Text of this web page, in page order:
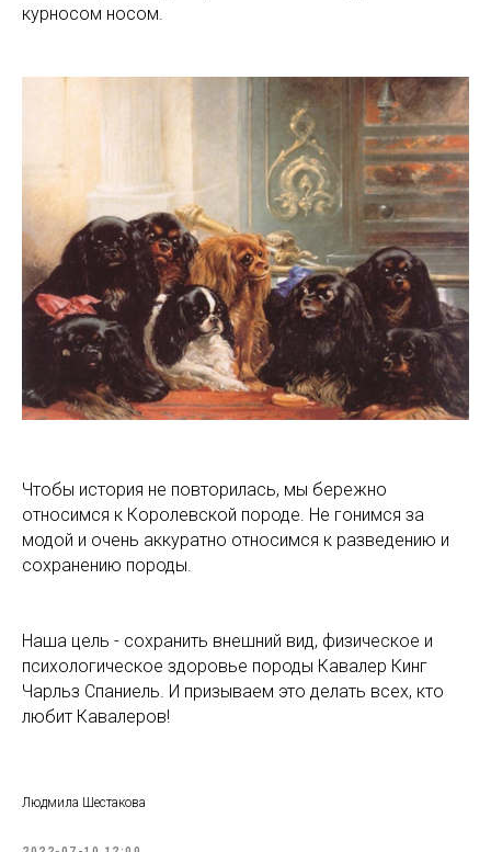
курносом носом.
Чтобы история не повторилась, мы бережно
относимся к Королевской породе. Не гонимся за
модой и очень аккуратно относимся к разведению и
сохранению породы.
Наша цель - сохранить внешний вид, физическое и
психологическое здоровье породы Кавалер Кинг
Чарльз Спаниель. И призываем это делать всех, кто
любит Кавалеров!
Людмила Шестакова